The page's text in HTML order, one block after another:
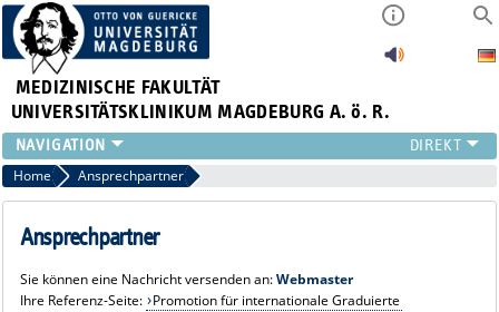
MEDIZINISCHE FAKULTÄT
UNIVERSITÄTSKLINIKUM MAGDEBURG A. ö. R.
INSTITUTE
KLINIKEN
ZENTRALE EINRICHTUNGEN
PRESSE
Home Ansprechpartner
Ansprechpartner
Sie können eine Nachricht versenden an:Webmaster
Ihre Referenz-Seite: Promotion für internationale Graduierte